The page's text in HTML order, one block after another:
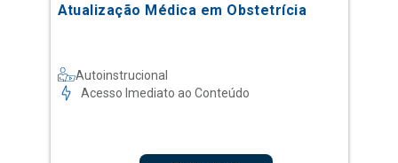
Atualização Médica em Obstetrícia
Autoinstrucional
Acesso Imediato ao Conteúdo